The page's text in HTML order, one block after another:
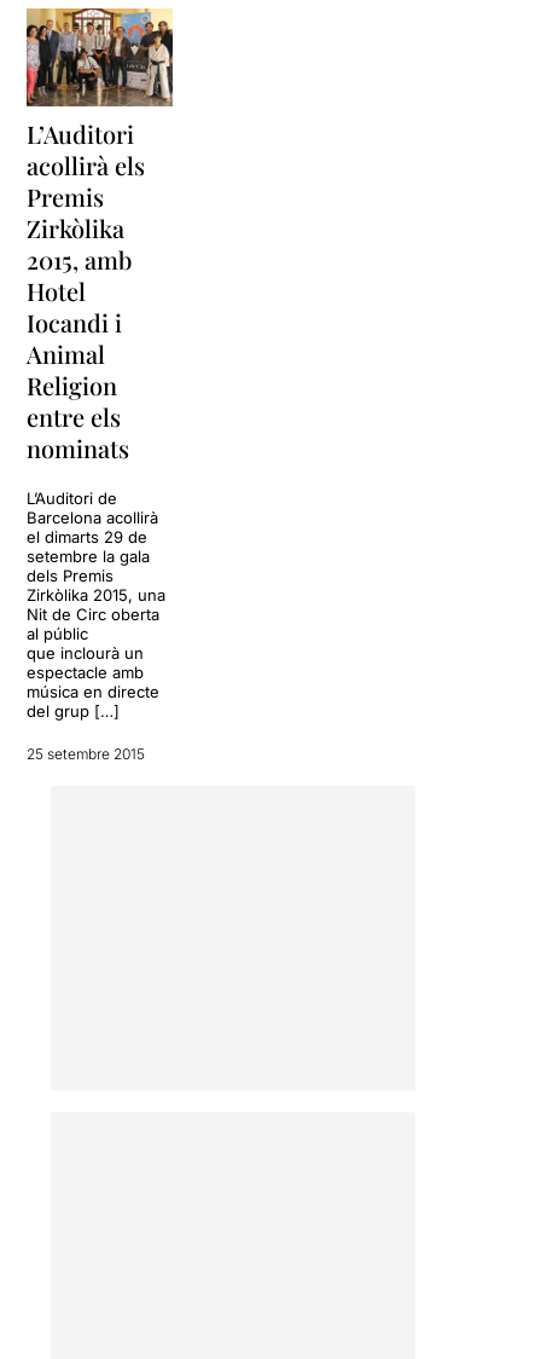
L’Auditori
acollirà els
Premis
Zirkòlika
2015, amb
Hotel
Iocandi i
Animal
Religion
entre els
nominats
L’Auditori de
Barcelona acollirà
el dimarts 29 de
setembre la gala
dels Premis
Zirkòlika 2015, una
Nit de Circ oberta
al públic
que inclourà un
espectacle amb
música en directe
del grup […]
25 setembre 2015